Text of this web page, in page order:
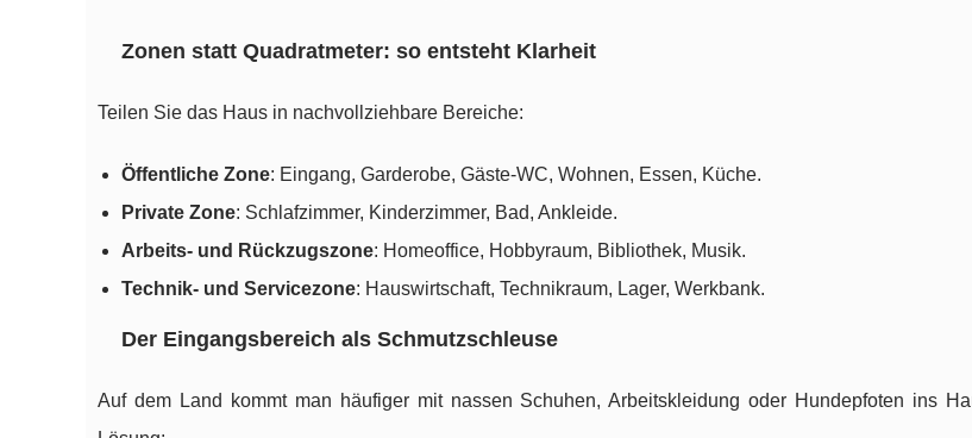
Zonen statt Quadratmeter: so entsteht Klarheit
Teilen Sie das Haus in nachvollziehbare Bereiche:
Öffentliche Zone: Eingang, Garderobe, Gäste-WC, Wohnen, Essen, Küche.
Private Zone: Schlafzimmer, Kinderzimmer, Bad, Ankleide.
Arbeits- und Rückzugszone: Homeoffice, Hobbyraum, Bibliothek, Musik.
Technik- und Servicezone: Hauswirtschaft, Technikraum, Lager, Werkbank.
Der Eingangsbereich als Schmutzschleuse
Auf dem Land kommt man häufiger mit nassen Schuhen, Arbeitskleidung oder Hundepfoten ins